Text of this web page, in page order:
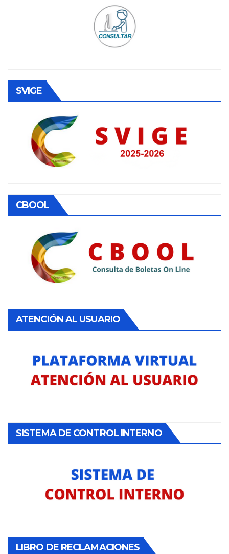
SVIGE
CBOOL
ATENCIÓN AL USUARIO
SISTEMA DE CONTROL INTERNO
LIBRO DE RECLAMACIONES